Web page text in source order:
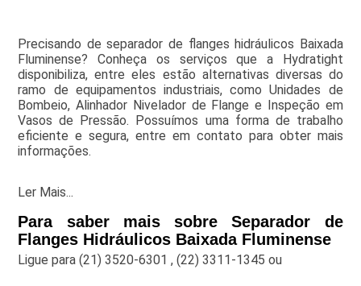
Precisando de separador de flanges hidráulicos Baixada
Fluminense? Conheça os serviços que a Hydratight
disponibiliza, entre eles estão alternativas diversas do
ramo de equipamentos industriais, como Unidades de
Bombeio, Alinhador Nivelador de Flange e Inspeção em
Vasos de Pressão. Possuímos uma forma de trabalho
eficiente e segura, entre em contato para obter mais
informações.
Ler Mais...
Para saber mais sobre Separador de
Flanges Hidráulicos Baixada Fluminense
Ligue para(21) 3520-6301 ,(22) 3311-1345 ou